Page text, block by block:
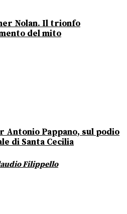
Nolan. Il trionfo
del mito
Antonio Pappano, sul podio
di Santa Cecilia
Filippello